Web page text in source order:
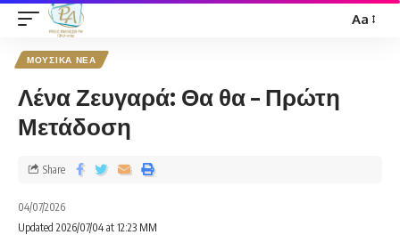
Aa
ΜΟΥΣΙΚΑ ΝΕΑ
Λένα Ζευγαρά: Θα θα – Πρώτη
Μετάδοση
04/07/2026
Updated 2026/07/04 at 12:23 ΜΜ
Share